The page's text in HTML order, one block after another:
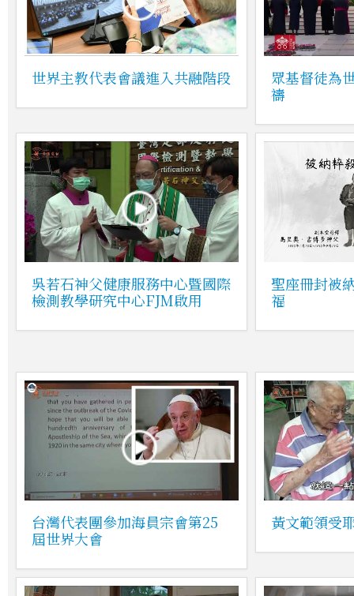
世界主教代表會議進入共融階段
眾基督徒為
禱
吳若石神父健康服務中心暨國際
檢測教學研究中心FJM啟用
聖座冊封被
福
台灣代表團參加海員宗會第25
屆世界大會
黃文範領受